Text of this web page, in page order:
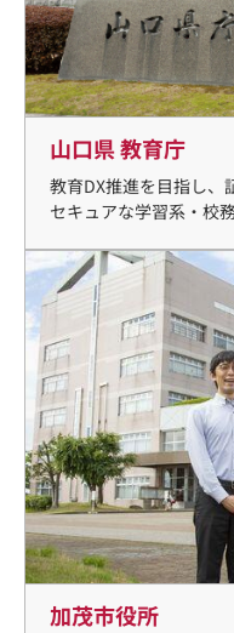
山口県 教育庁
教育DX推進を目指し、
セキュアな学習系・校
加茂市役所